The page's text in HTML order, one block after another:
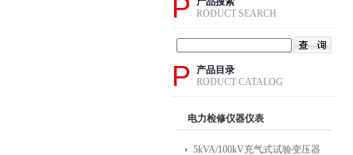
P
RODUCT SEARCH
P
产品目录
RODUCT CATALOG
电力检修仪器仪表
5kVA/100kV充气式试验变压器